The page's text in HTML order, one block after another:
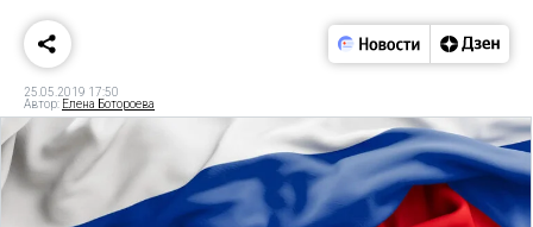
25.05.2019 17:50
Автор: Елена Ботороева